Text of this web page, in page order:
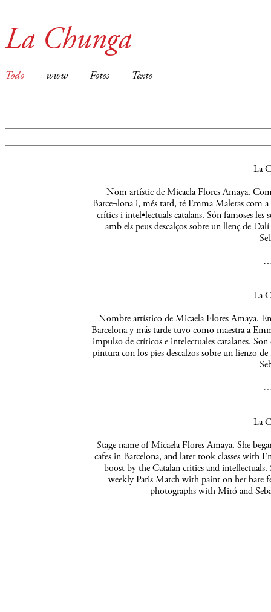
La Chunga
Todo www Fotos Texto
La
Nom artístic de Micaela Flores Amaya.
Barce¬lona i, més tard, té Emma Maleras com
crítics i intel•lectuals catalans. Són famoses
amb els peus descalços sobre un llenç de
La
Nombre artístico de Micaela Flores Amaya.
Barcelona y más tarde tuvo como maestra a
impulso de críticos e intelectuales catalanes.
pintura con los pies descalzos sobre un lienzo
La
Stage name of Micaela Flores Amaya. She
cafes in Barcelona, and later took classes with
boost by the Catalan critics and
weekly Paris Match with paint on her bare
photographs with Miró and